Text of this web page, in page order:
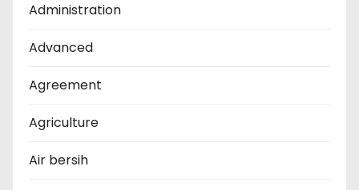
Administration
Advanced
Agreement
Agriculture
Air bersih